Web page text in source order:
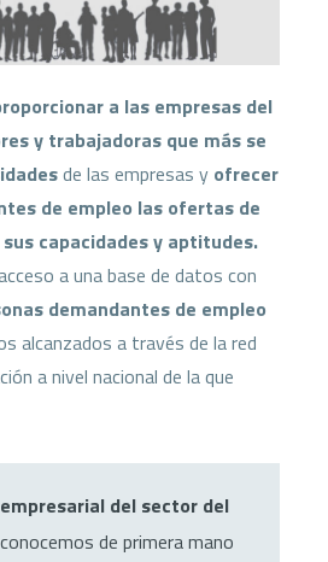
a las empresas del
y trabajadoras que más se
de las empresas y ofrecer
de empleo las ofertas de
capacidades y aptitudes.
a una base de datos con
demandantes de empleo
alcanzados a través de la red
a nivel nacional de la que
del sector del
de primera mano